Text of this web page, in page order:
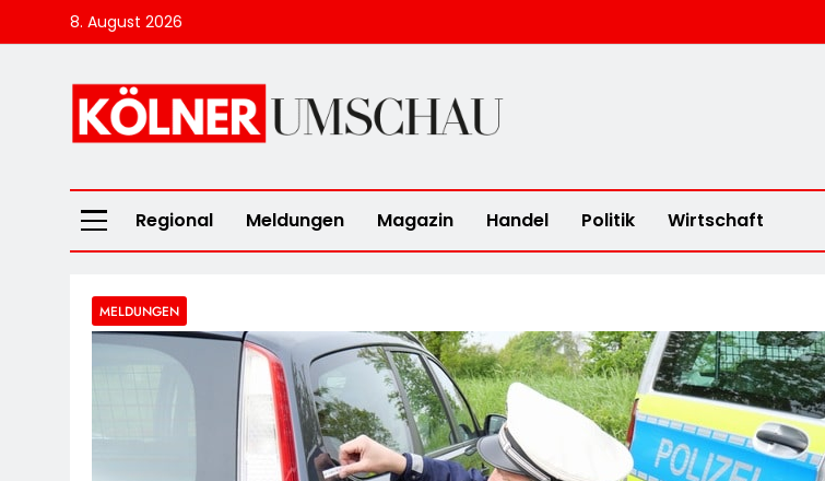
to
8. August 2026
Kölner Umschau
Regional Meldungen Magazin Handel Politik Wirtschaft
MELDUNGEN